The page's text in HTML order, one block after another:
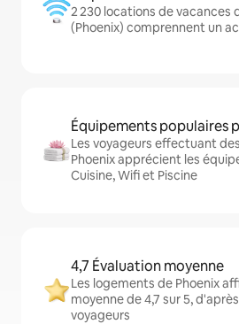
2 230 locations de vacances
(Phoenix) comprennent un
Équipements populaires
Les voyageurs effectuant
Phoenix apprécient les
Cuisine, Wifi et Piscine
4,7 Évaluation moyenne
Les logements de Phoenix
moyenne de 4,7 sur 5,
voyageurs